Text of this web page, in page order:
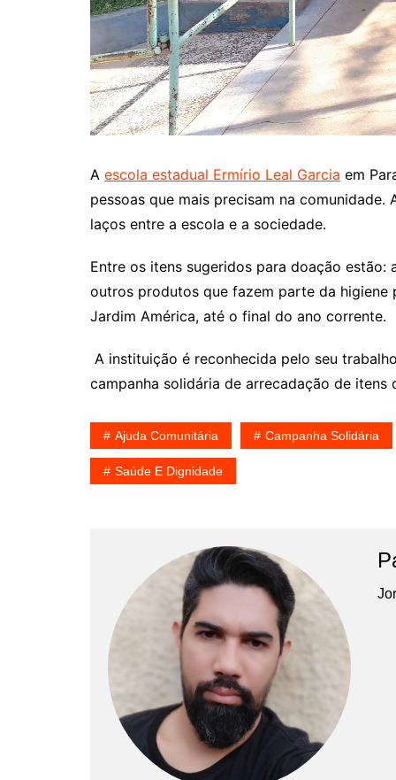
A escola estadual Ermírio Leal Garcia em
pessoas que mais precisam na
laços entre a escola e a sociedade.
Entre os itens sugeridos para doação
outros produtos que fazem parte da higiene
Jardim América, até o final do ano corrente.
A instituição é reconhecida pelo seu
campanha solidária de arrecadação de
Ajuda Comunitária Campanha Solidária
Saúde E Dignidade